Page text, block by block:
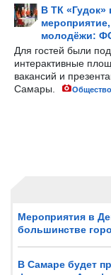
Мероприятия в
большинстве
В Самаре будет
В ТК
молодёжи:
Для гостей были
интерактивные
вакансий и
Самары.
Общество